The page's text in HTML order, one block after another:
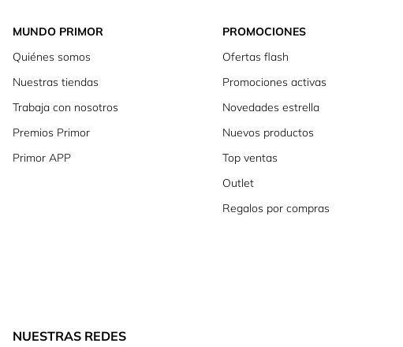
MUNDO PRIMOR
Quiénes somos
Nuestras tiendas
Trabaja con nosotros
Premios Primor
Primor APP
PROMOCIONES
Ofertas flash
Promociones activas
Novedades estrella
Nuevos productos
Top ventas
Outlet
Regalos por compras
NUESTRAS REDES